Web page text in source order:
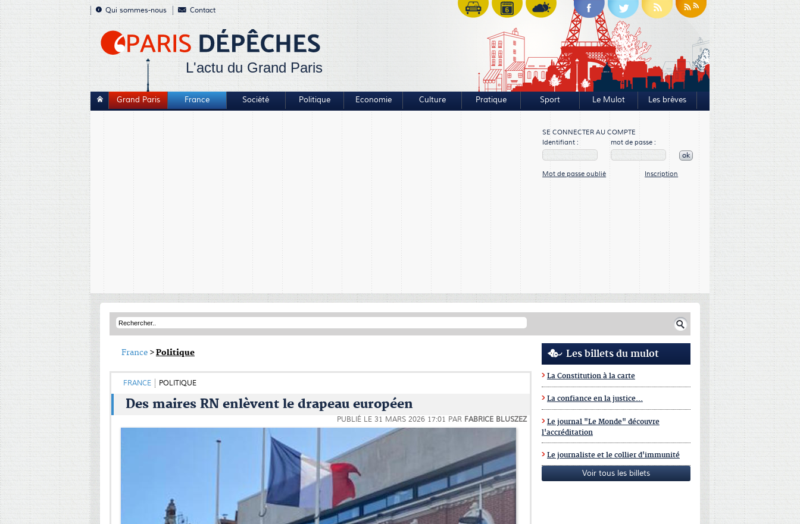
Qui sommes-nous Contact
L'actu du Grand Paris
Grand Paris France Société Politique Economie Culture Pratique Sport Le Mulot Les brèves
SE CONNECTER AU COMPTE
Identifiant :
mot de passe :
ok
Mot de passe oublié Inscription
France >Politique
FRANCE POLITIQUE
Des maires RN enlèvent le drapeau européen
PUBLIÉ LE 31 MARS 2026 17:01 PAR FABRICE BLUSZEZ
Les billets du mulot
La Constitution à la carte
La confiance en la justice...
Le journal "Le Monde" découvre
l'accréditation
Le journaliste et le collier d'immunité
Voir tous les billets